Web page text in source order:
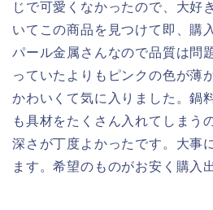
じで可愛くなかったので、大好
いてこの商品を見つけて即、購
パール金属さんなので品質は問
っていたよりもピンクの色が薄
かわいくて気に入りました。鍋
も具材をたくさん入れてしまう
深さが丁度よかったです。大事
ます。希望のものがお安く購入